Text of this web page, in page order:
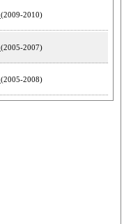
(2009-2010)
(2005-2007)
(2005-2008)